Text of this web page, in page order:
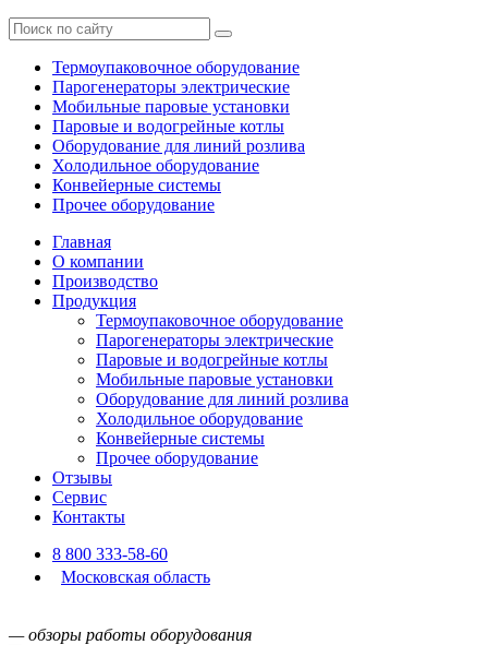
Термоупаковочное оборудование
Парогенераторы электрические
Мобильные паровые установки
Паровые и водогрейные котлы
Оборудование для линий розлива
Холодильное оборудование
Конвейерные системы
Прочее оборудование
Главная
О компании
Производство
Продукция
Термоупаковочное оборудование
Парогенераторы электрические
Паровые и водогрейные котлы
Мобильные паровые установки
Оборудование для линий розлива
Холодильное оборудование
Конвейерные системы
Прочее оборудование
Отзывы
Сервис
Контакты
8 800 333-58-60
Московская область
— обзоры работы оборудования